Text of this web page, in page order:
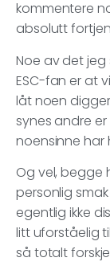
kommentere
absolutt
Noe av det
ESC-fan er at
låt noen
synes andre
noensinne har
Og vel, begge
personlig
egentlig ikke
litt uforståelig
så totalt